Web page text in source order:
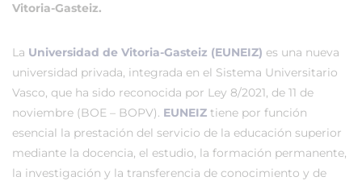
Vitoria-Gasteiz.
La Universidad de Vitoria-Gasteiz (EUNEIZ) es una nueva
universidad privada, integrada en el Sistema Universitario
Vasco, que ha sido reconocida por Ley 8/2021, de 11 de
noviembre (BOE – BOPV). EUNEIZ tiene por función
esencial la prestación del servicio de la educación superior
mediante la docencia, el estudio, la formación permanente,
la investigación y la transferencia de conocimiento y de